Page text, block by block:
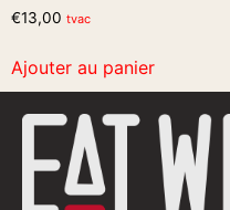
€13,00 tvac
Ajouter au panier